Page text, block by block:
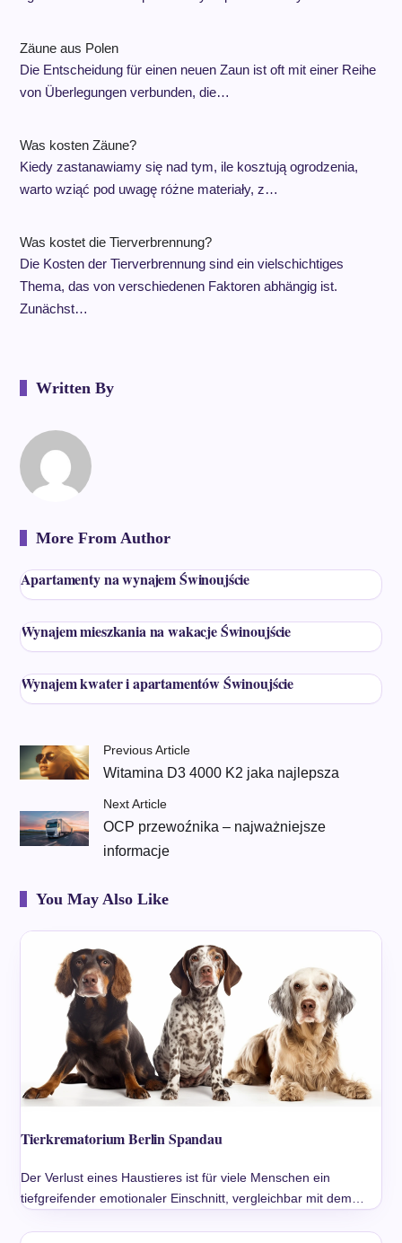
Zäune aus Polen
Die Entscheidung für einen neuen Zaun ist oft mit einer Reihe
von Überlegungen verbunden, die…
Was kosten Zäune?
Kiedy zastanawiamy się nad tym, ile kosztują ogrodzenia,
warto wziąć pod uwagę różne materiały, z…
Was kostet die Tierverbrennung?
Die Kosten der Tierverbrennung sind ein vielschichtiges
Thema, das von verschiedenen Faktoren abhängig ist.
Zunächst…
Written By
More From Author
Apartamenty na wynajem Świnoujście
Wynajem mieszkania na wakacje Świnoujście
Wynajem kwater i apartamentów Świnoujście
Previous Article
Witamina D3 4000 K2 jaka najlepsza
Next Article
OCP przewoźnika – najważniejsze
informacje
You May Also Like
Tierkrematorium Berlin Spandau
Der Verlust eines Haustieres ist für viele Menschen ein
tiefgreifender emotionaler Einschnitt, vergleichbar mit dem…